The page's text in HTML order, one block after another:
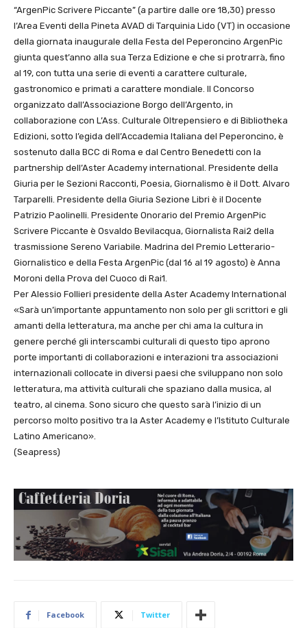
“ArgenPic Scrivere Piccante” (a partire dalle ore 18,30) presso
l’Area Eventi della Pineta AVAD di Tarquinia Lido (VT) in occasione
della giornata inaugurale della Festa del Peperoncino ArgenPic
giunta quest’anno alla sua Terza Edizione e che si protrarrà, fino
al 19, con tutta una serie di eventi a carattere culturale,
gastronomico e primati a carattere mondiale. Il Concorso
organizzato dall’Associazione Borgo dell’Argento, in
collaborazione con L’Ass. Culturale Oltrepensiero e di Bibliotheka
Edizioni, sotto l’egida dell’Accademia Italiana del Peperoncino, è
sostenuto dalla BCC di Roma e dal Centro Benedetti con la
partnership dell’Aster Academy international. Presidente della
Giuria per le Sezioni Racconti, Poesia, Giornalismo è il Dott. Alvaro
Tarparelli. Presidente della Giuria Sezione Libri è il Docente
Patrizio Paolinelli. Presidente Onorario del Premio ArgenPic
Scrivere Piccante è Osvaldo Bevilacqua, Giornalista Rai2 della
trasmissione Sereno Variabile. Madrina del Premio Letterario-
Giornalistico e della Festa ArgenPic (dal 16 al 19 agosto) è Anna
Moroni della Prova del Cuoco di Rai1.
Per Alessio Follieri presidente della Aster Academy International
«Sarà un’importante appuntamento non solo per gli scrittori e gli
amanti della letteratura, ma anche per chi ama la cultura in
genere perché gli interscambi culturali di questo tipo aprono
porte importanti di collaborazioni e interazioni tra associazioni
internazionali collocate in diversi paesi che sviluppano non solo
letteratura, ma attività culturali che spaziano dalla musica, al
teatro, al cinema. Sono sicuro che questo sarà l’inizio di un
percorso molto positivo tra la Aster Academy e l’Istituto Culturale
Latino Americano».
(Seapress)
Facebook Twitter